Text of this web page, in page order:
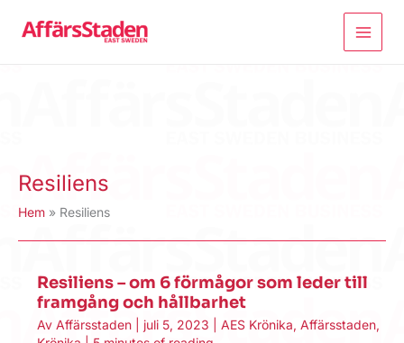
Resiliens
Hem Resiliens
Resiliens – om 6 förmågor som leder till
framgång och hållbarhet
Av Affärsstaden juli 5, 2023 AES Krönika, Affärsstaden,